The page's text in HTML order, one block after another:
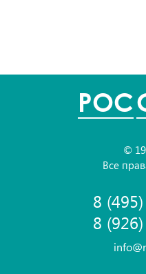
POC
©
Все
8
8